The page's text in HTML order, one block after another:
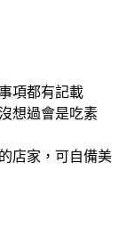
項都有記載
想過會是吃素
店家，可自備美